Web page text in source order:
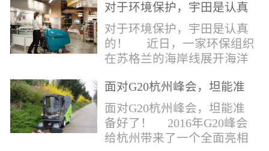
含有极少量的方解石，表面
能看出具有矿物颗粒的结晶
体，硬度比大理石硬，硬度
在6.5左右。维护比大理石容
染，花岗石的种类根据石英,
同。清洁公司花岗石晶面处
理技术方案有如下要点：
一、清洁设备、工具石材翻
对于环境保护，宇田是认真
的！
对于环境保护，宇田是认真
的！ 近日，一家环保组织
在苏格兰的海岸线展开海洋
洋塑料垃圾对英国海洋生物
所带来的影响。他们发现至
少有30个海滩存在塑料污染
的情况。 该组织发动当地
面对G20杭州峰会，坦能准
备好了！
面对G20杭州峰会，坦能准
备好了！ 2016年G20峰会
给杭州带来了一个全面亮相